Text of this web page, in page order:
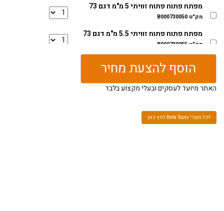
מפתח פתוח פתוח זוויתי 5 מ"מ דגם 73
מק"ט B000730050
מפתח פתוח פתוח זוויתי 5.5 מ"מ דגם 73
מק"ט B000730055
מפתח פתוח פתוח זוויתי 6 מ"מ דגם 73
מק"ט B000730060
מפתח פתוח פתוח זוויתי 7 מ"מ דגם 73
מפתח פתוח פתוח זוויתי 8 מ"מ דגם 73
מק"ט B000730080
הוסף להצעת מחיר
האתר מיועד לעסקים ובעלי מקצוע בלבד
לכל מוצרי Beta Tools לחץ כאן